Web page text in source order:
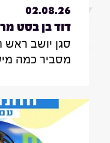
02.08.26
דוד בן בסט
הכנסת, ניסים
סגן יושב ראש
מסביר כמה
הוא רוצה